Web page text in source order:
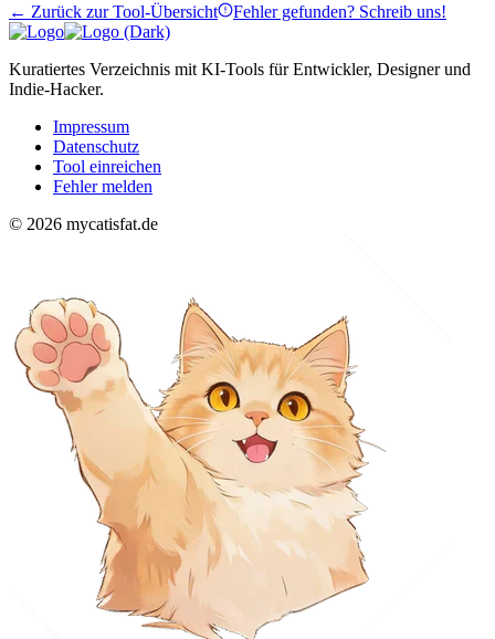
← Zurück zur Tool-Übersicht
Fehler gefunden? Schreib uns!
Kuratiertes Verzeichnis mit KI-Tools für Entwickler, Designer und
Indie-Hacker.
Impressum
Datenschutz
Tool einreichen
Fehler melden
© 2026 mycatisfat.de